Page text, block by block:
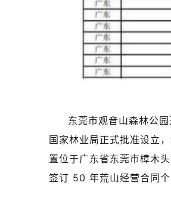
东莞市观音山森林公
国家林业局正式批准设立
置位于广东省东莞市樟木
签订 50 年荒山经营合同